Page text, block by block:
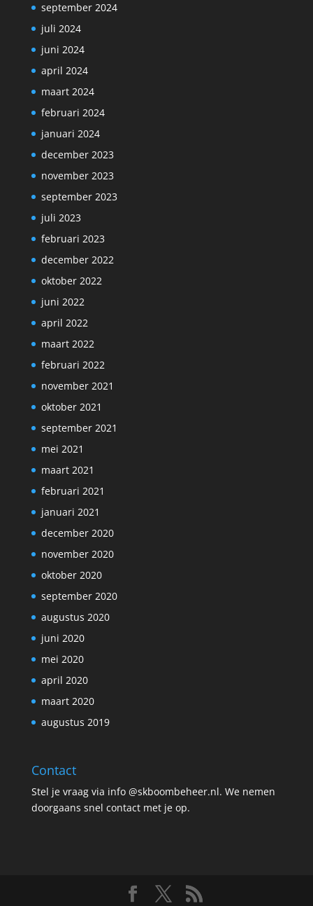
september 2024
juli 2024
juni 2024
april 2024
maart 2024
februari 2024
januari 2024
december 2023
november 2023
september 2023
juli 2023
februari 2023
december 2022
oktober 2022
juni 2022
april 2022
maart 2022
februari 2022
november 2021
oktober 2021
september 2021
mei 2021
maart 2021
februari 2021
januari 2021
december 2020
november 2020
oktober 2020
september 2020
augustus 2020
juni 2020
mei 2020
april 2020
maart 2020
augustus 2019
Contact
Stel je vraag via info @skboombeheer.nl. We nemen
doorgaans snel contact met je op.